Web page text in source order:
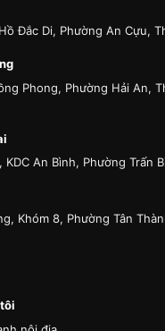
Đắc Di, Phường An Cựu,
Phong, Phường Hải An,
KDC An Bình, Phường Trấn
Khóm 8, Phường Tân